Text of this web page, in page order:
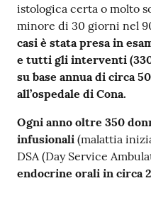
istologica certa o molto
minore di 30 giorni nel
casi è stata presa in
e tutti gli interventi
su base annua di circa
all’ospedale di Cona.
Ogni anno oltre 350
infusionali (malattia
DSA (Day Service
endocrine orali in circa